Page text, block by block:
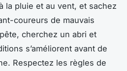
la pluie et au vent, et sachez
coureurs de mauvais
cherchez un abri et
s’améliorent avant de
Respectez les règles de